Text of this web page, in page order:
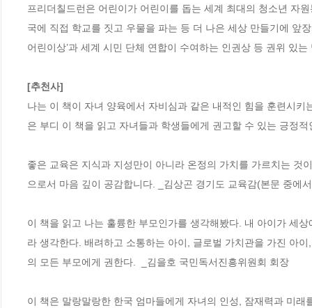
프리더칠드런은 어린이가 어린이를 돕는 세계 최대의 청소년 자
국에 직접 학교를 짓고 우물을 파는 등 더 나은 세상 만들기에 앞
어린이상’과 세계 시민 단체 연합이 수여하는 인권상 등 권위 있
[추천사]
나는 이 책이 자녀 양육에서 자비심과 같은 내적인 힘을 훈련시
은 부디 이 책을 읽고 자녀들과 학생들에게 권고할 수 있는 긍정
좋은 교육은 지식과 지성만이 아니라 온정의 가치를 가르치는 것
으로서 마음 깊이 공감합니다. _김상곤 경기도 교육감(본문 중에
이 책을 읽고 나는 훌륭한 부모인가를 생각해봤다. 내 아이가 세
라 생각한다. 배려하고 소통하는 아이, 글로벌 가치관을 가진 아
의 모든 부모에게 권한다.  _김을호 국민독서진흥위원회 회장
이 책은 말랑말랑한 한국 엄마들에게 자녀의 인성, 잠재력과 미